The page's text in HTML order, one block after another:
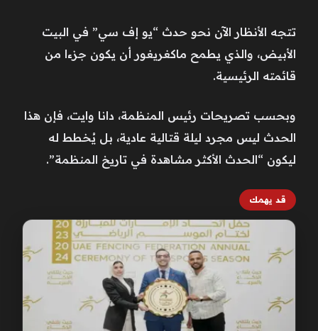
تتجه الأنظار الآن نحو حدث “يو إف سي” في البيت
الأبيض، والذي يطمح ماكغريغور أن يكون جزءا من
قائمته الرئيسية.
وبحسب تصريحات رئيس المنظمة، دانا وايت، فإن هذا
الحدث ليس مجرد ليلة قتالية عادية، بل يُخطط له
ليكون “الحدث الأكثر مشاهدة في تاريخ المنظمة”.
قد يهمك